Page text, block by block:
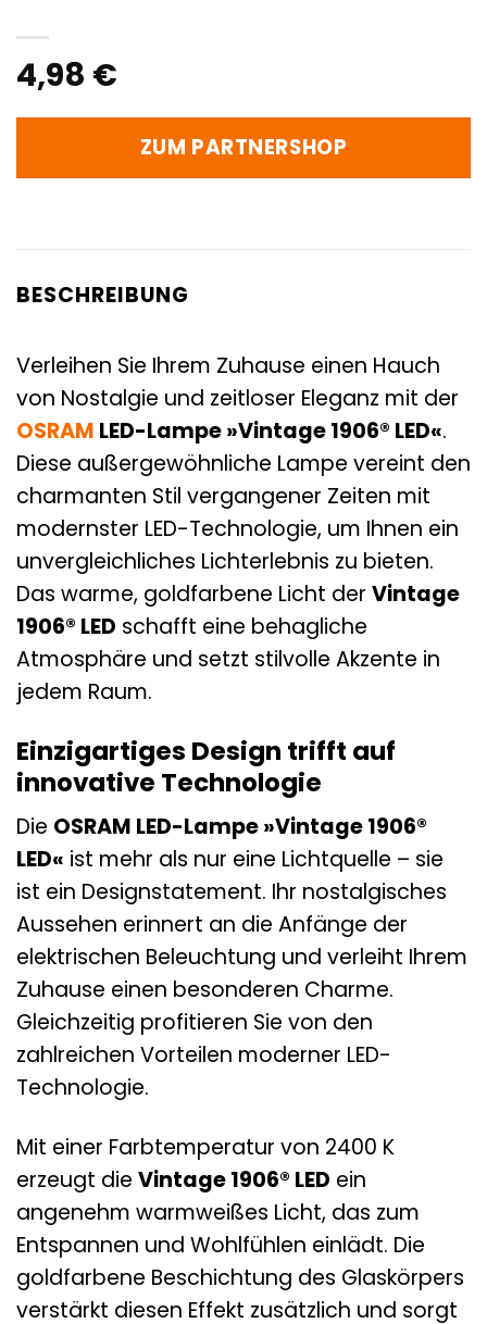
4,98 €
ZUM PARTNERSHOP
BESCHREIBUNG
Verleihen Sie Ihrem Zuhause einen Hauch
von Nostalgie und zeitloser Eleganz mit der
OSRAM LED-Lampe »Vintage 1906® LED«.
Diese außergewöhnliche Lampe vereint den
charmanten Stil vergangener Zeiten mit
modernster LED-Technologie, um Ihnen ein
unvergleichliches Lichterlebnis zu bieten.
Das warme, goldfarbene Licht der Vintage
1906® LED schafft eine behagliche
Atmosphäre und setzt stilvolle Akzente in
jedem Raum.
Einzigartiges Design trifft auf
innovative Technologie
Die OSRAM LED-Lampe »Vintage 1906®
LED« ist mehr als nur eine Lichtquelle – sie
ist ein Designstatement. Ihr nostalgisches
Aussehen erinnert an die Anfänge der
elektrischen Beleuchtung und verleiht Ihrem
Zuhause einen besonderen Charme.
Gleichzeitig profitieren Sie von den
zahlreichen Vorteilen moderner LED-
Technologie.
Mit einer Farbtemperatur von 2400 K
erzeugt die Vintage 1906® LED ein
angenehm warmweißes Licht, das zum
Entspannen und Wohlfühlen einlädt. Die
goldfarbene Beschichtung des Glaskörpers
verstärkt diesen Effekt zusätzlich und sorgt